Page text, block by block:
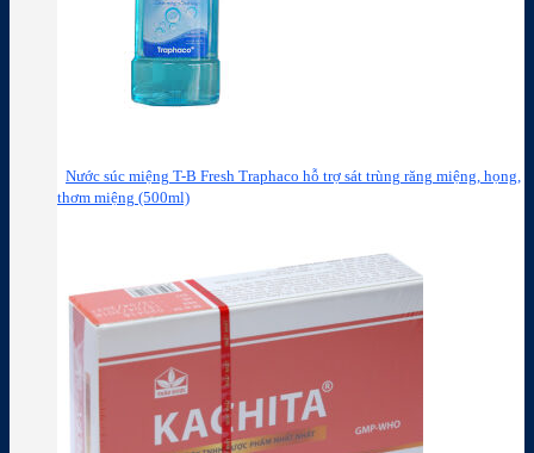
Nước súc miệng T-B Fresh Traphaco hỗ trợ sát trùng răng miệng, họng,
thơm miệng (500ml)